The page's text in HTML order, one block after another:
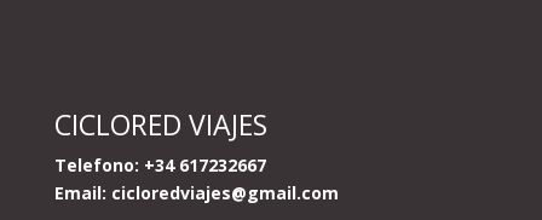
CICLORED VIAJES
Telefono: +34 617232667
Email: cicloredviajes@gmail.com